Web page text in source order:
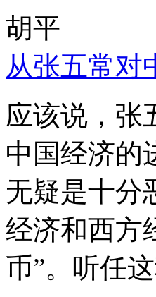
胡平
从张五常对
应该说，张
中国经济的
无疑是十分
经济和西方
币”。听任